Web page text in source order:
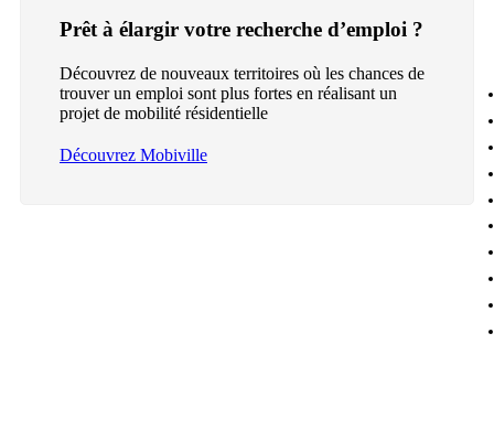
Prêt à élargir votre recherche d’emploi ?
Découvrez de nouveaux territoires où les chances de
trouver un emploi sont plus fortes en réalisant un
projet de mobilité résidentielle
Découvrez Mobiville